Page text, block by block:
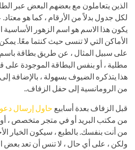
الذين يتعاملون مع بعضهم البعض عبر
لكل جدول بدلاً من الأرقام ، كما هو
يكون هذا الاسم هو اسم الزهور الأساسية
الأماكن التي لا تنسى حيث كنتما معًا.
على سبيل المثال ، عن طريق بطاقة
مطلية ، أو بنفس البطاقة الموجودة
هذا يتذكره الضيوف بسهولة ، بالإضافة
من الرومانسية إلى حفل الزفاف..
قبل الزفاف بعدة أسابيع حاول إرسال
من مكتب البريد أو في متجر متخصص ،
من أنت بنفسك. بالطبع ، سيكون الخيار
ولكن ، على أي حال ، لا تنس أن تعد بعض